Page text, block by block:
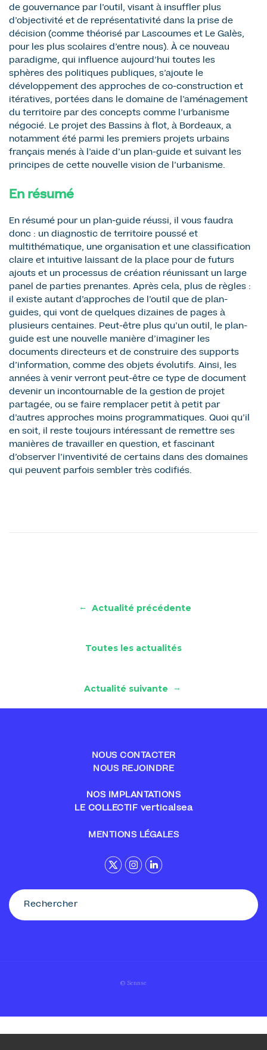
de gouvernance par l’outil, visant à insuffler plus
d’objectivité et de représentativité dans la prise de
décision (comme théorisé par Lascoumes et Le Galès,
pour les plus scolaires d’entre nous). À ce nouveau
paradigme, qui influence aujourd’hui toutes les
sphères des politiques publiques, s’ajoute le
développement des approches de co-construction et
itératives, portées dans le domaine de l’aménagement
du territoire par des concepts comme l’urbanisme
négocié. Le projet des Bassins à flot, à Bordeaux, a
notamment été parmi les premiers projets urbains
français menés à l’aide d’un plan-guide et suivant les
principes de cette nouvelle vision de l’urbanisme.
En résumé
En résumé pour un plan-guide réussi, il vous faudra
donc : un diagnostic de territoire poussé et
multithématique, une organisation et une classification
claire et intuitive laissant de la place pour de futurs
ajouts et un processus de création réunissant un large
panel de parties prenantes. Après cela, plus de règles :
il existe autant d’approches de l’outil que de plan-
guides, qui vont de quelques dizaines de pages à
plusieurs centaines. Peut-être plus qu’un outil, le plan-
guide est une nouvelle manière d’imaginer les
documents directeurs et de construire des supports
d’information, comme des objets évolutifs. Ainsi, les
années à venir verront peut-être ce type de document
devenir un incontournable de la gestion de projet
partagée, ou se faire remplacer petit à petit par
d’autres approches moins programmatiques. Quoi qu’il
en soit, il reste toujours intéressant de remettre ses
manières de travailler en question, et fascinant
d’observer l’inventivité de certains dans des domaines
qui peuvent parfois sembler très codifiés.
← Actualité précédente
Toutes les actualités
Actualité suivante →
NOUS CONTACTER
NOUS REJOINDRE
NOS IMPLANTATIONS
LE COLLECTIF verticalsea
MENTIONS LÉGALES
© Sennse